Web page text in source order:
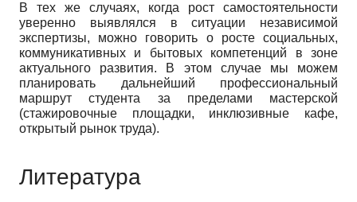
В тех же случаях, когда рост самостоятельности
уверенно выявлялся в ситуации независимой
экспертизы, можно говорить о росте социальных,
коммуникативных и бытовых компетенций в зоне
актуального развития. В этом случае мы можем
планировать дальнейший профессиональный
маршрут студента за пределами мастерской
(стажировочные площадки, инклюзивные кафе,
открытый рынок труда).
Литература